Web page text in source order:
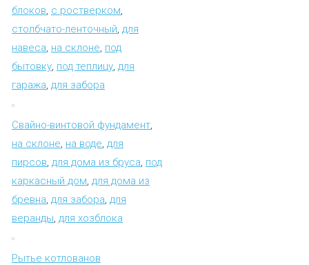
блоков с ростверком
столбчато-ленточный для
навеса на склоне под
бытовку под теплицу для
гаража для забора
Свайно-винтовой фундамент
на склоне на воде для
пирсов для дома из бруса под
каркасный дом для дома из
бревна для забора для
веранды для хозблока
Рытье котлованов